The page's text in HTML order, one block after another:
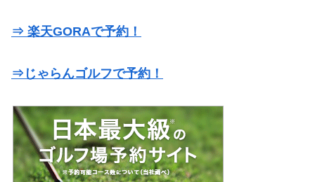
⇒ 楽天GORAで予約！
⇒じゃらんゴルフで予約！